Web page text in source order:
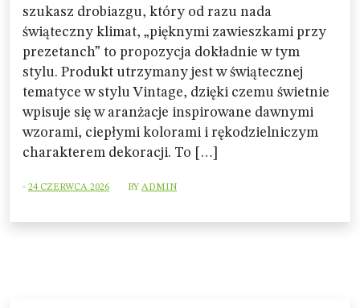
szukasz drobiazgu, który od razu nada
świąteczny klimat, „pięknymi zawieszkami przy
prezetanch” to propozycja dokładnie w tym
stylu. Produkt utrzymany jest w świątecznej
tematyce w stylu Vintage, dzięki czemu świetnie
wpisuje się w aranżacje inspirowane dawnymi
wzorami, ciepłymi kolorami i rękodzielniczym
charakterem dekoracji. To […]
- 24 CZERWCA 2026 BYADMIN